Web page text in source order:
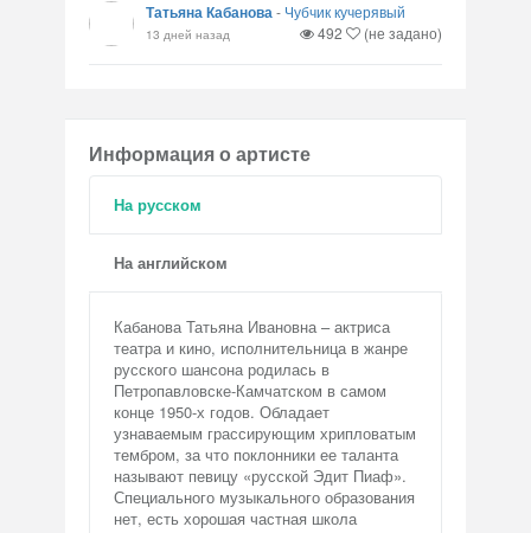
Татьяна Кабанова- Чубчик кучерявый
13 дней назад 492 (не задано)
Информация о артисте
На русском
На английском
Кабанова Татьяна Ивановна – актриса
театра и кино, исполнительница в жанре
русского шансона родилась в
Петропавловске-Камчатском в самом
конце 1950-х годов. Обладает
узнаваемым грассирующим хрипловатым
тембром, за что поклонники ее таланта
называют певицу «русской Эдит Пиаф».
Специального музыкального образования
нет, есть хорошая частная школа